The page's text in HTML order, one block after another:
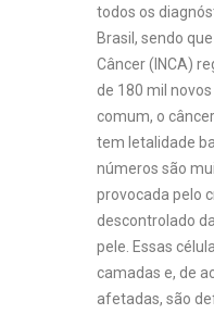
todos os
Brasil, sendo
Câncer (INCA)
de 180 mil
comum, o
tem letalidade
números são
provocada pelo
descontrolado
pele. Essas
camadas e, de
afetadas, são